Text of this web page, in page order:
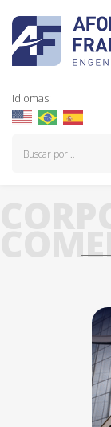
Idiomas: